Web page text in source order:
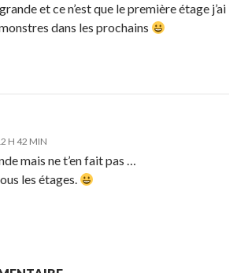
et ce n’est que le première étage j’ai
dans les prochains
H 42 MIN
mais ne t’en fait pas …
les étages.